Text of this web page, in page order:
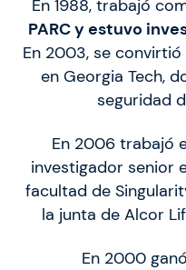
En 1988, trabajó
PARC y estuvo
En 2003, se
en Georgia Tech,
seguridad
En 2006 trabajó
investigador senior
facultad de
la junta de Alcor
En 2000